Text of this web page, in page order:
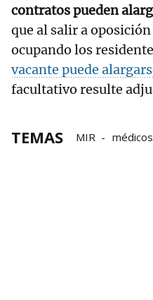
contratos pueden
que al salir a
ocupando los
vacante puede
facultativo resulte
TEMAS MIR médicos